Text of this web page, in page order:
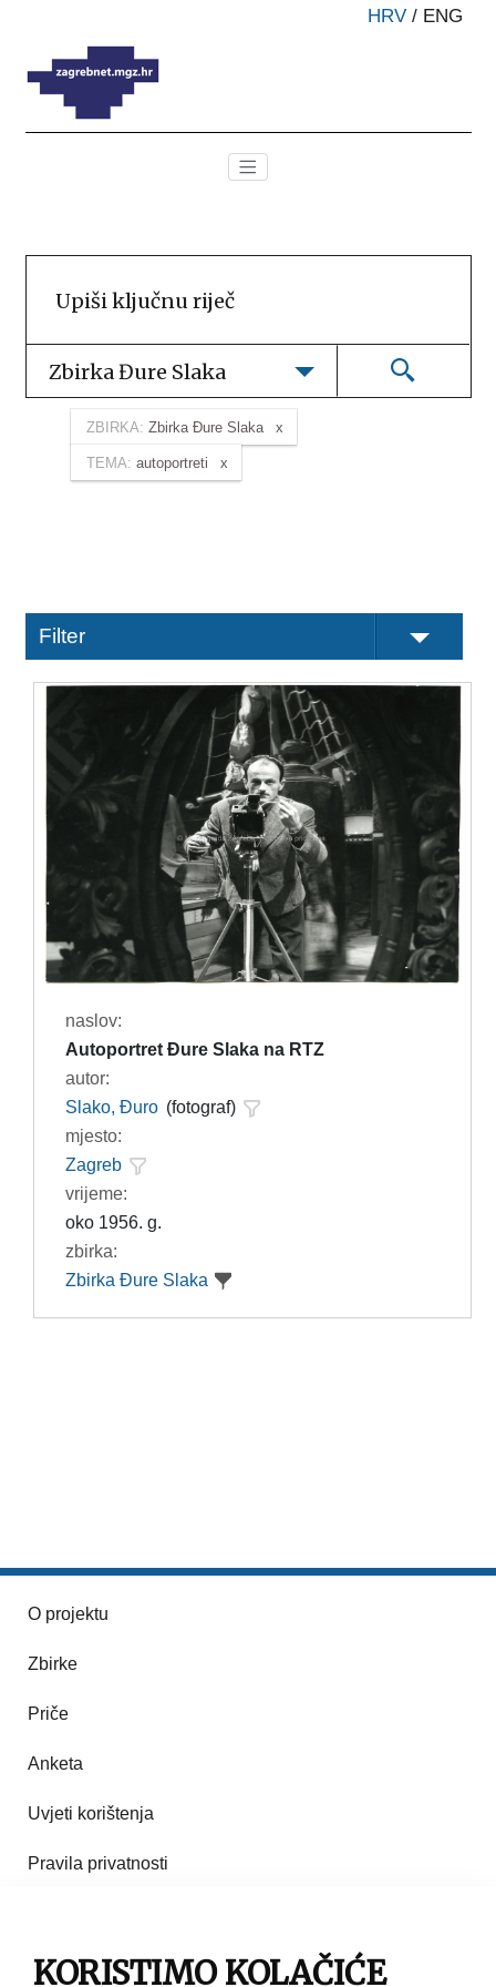
HRV / ENG
Zbirka Đure Slaka
ZBIRKA: Zbirka Đure Slaka
TEMA: autoportreti
Filter
naslov:
Autoportret Đure Slaka na RTZ
autor:
Slako, Đuro (fotograf)
mjesto:
Zagreb
vrijeme:
oko 1956. g.
zbirka:
Zbirka Đure Slaka
O projektu
Zbirke
Priče
Anketa
Uvjeti korištenja
Pravila privatnosti
Pravila korištenja
KORISTIMO KOLAČIĆE